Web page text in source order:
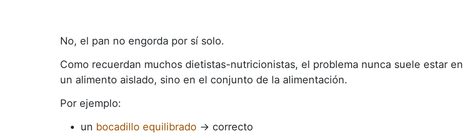
No, el pan no engorda por sí solo.
Como recuerdan muchos dietistas-nutricionistas, el problema nunca suele estar en
un alimento aislado, sino en el conjunto de la alimentación.
Por ejemplo:
un bocadillo equilibrado → correcto